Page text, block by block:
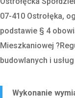
07-410 Ostrołęka,
podstawie § 4
Mieszkaniowej
budowlanych i
Wykonanie